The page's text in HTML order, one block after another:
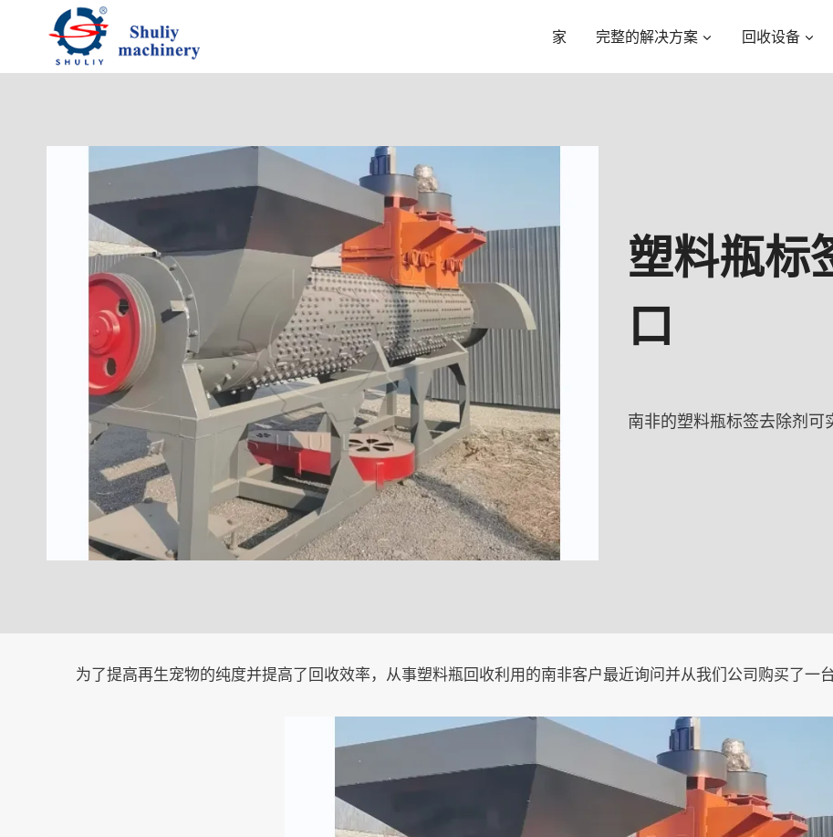
家 完整的解决方案 回收设备
塑料瓶标
口
南非的塑料瓶标签去除剂可
为了提高再生宠物的纯度并提高了回收效率，从事塑料瓶回收利用的南非客户最近询问并从我们公司购买了一